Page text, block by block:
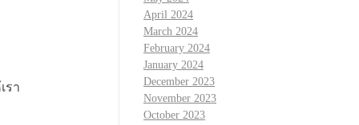
รา
April 2024
March 2024
February 2024
January 2024
December 2023
November 2023
October 2023